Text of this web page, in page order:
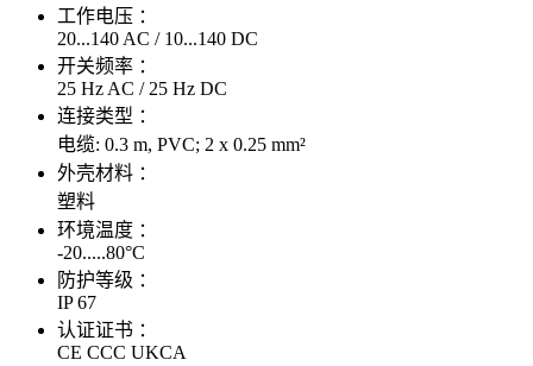
工作电压 ：
20...140 AC / 10...140 DC
开关频率 ：
25 Hz AC / 25 Hz DC
连接类型 ：
电缆: 0.3 m, PVC; 2 x 0.25 mm²
外壳材料 ：
塑料
环境温度 ：
-20.....80°C
防护等级 ：
IP 67
认证证书 ：
CE CCC UKCA